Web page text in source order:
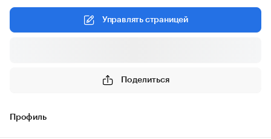
Управлять страницей
Поделиться
Профиль